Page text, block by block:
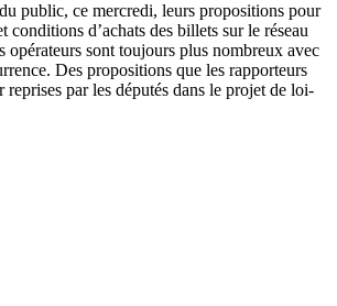
public, ce mercredi, leurs propositions pour
conditions d’achats des billets sur le réseau
opérateurs sont toujours plus nombreux avec
Des propositions que les rapporteurs
par les députés dans le projet de loi-